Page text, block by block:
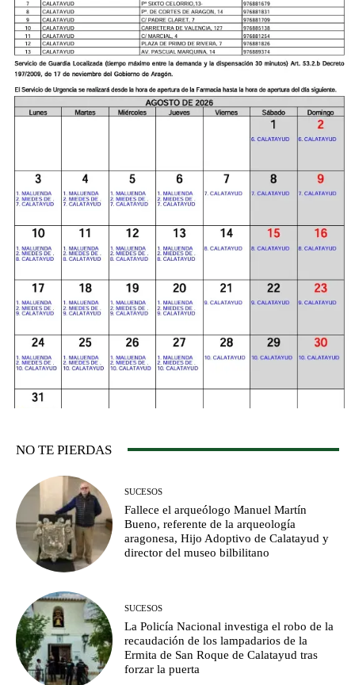
NO TE PIERDAS
SUCESOS
Fallece el arqueólogo Manuel Martín
Bueno, referente de la arqueología
aragonesa, Hijo Adoptivo de Calatayud y
director del museo bilbilitano
SUCESOS
La Policía Nacional investiga el robo de la
recaudación de los lampadarios de la
Ermita de San Roque de Calatayud tras
forzar la puerta